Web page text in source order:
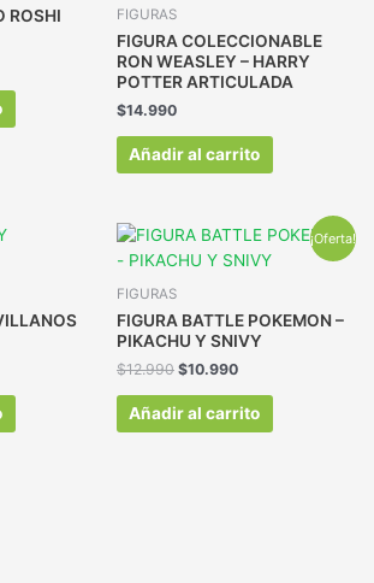
ROSHI
FIGURAS
FIGURA COLECCIONABLE
RON WEASLEY – HARRY
POTTER ARTICULADA
$14.990
Añadir al carrito
¡Oferta!
FIGURAS
FIGURA BATTLE POKEMON –
PIKACHU Y SNIVY
$12.990 $10.990
Añadir al carrito